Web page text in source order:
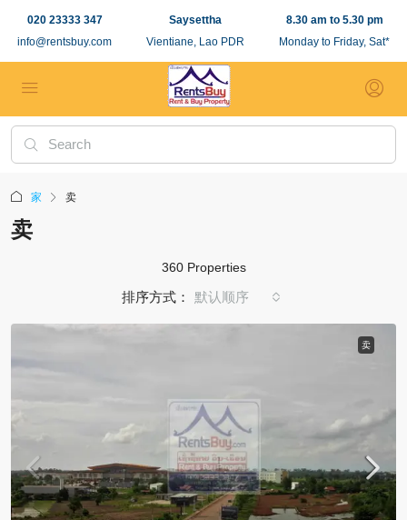
020 23333 347
info@rentsbuy.com
Saysettha
Vientiane, Lao PDR
8.30 am to 5.30 pm
Monday to Friday, Sat*
家 卖
卖
360 Properties
排序方式： 默认顺序
卖